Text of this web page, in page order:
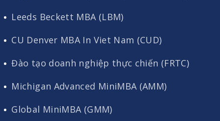
Leeds Beckett MBA (LBM)
CU Denver MBA In Viet Nam (CUD)
Đào tạo doanh nghiệp thực chiến (FRTC)
Michigan Advanced MiniMBA (AMM)
Global MiniMBA (GMM)